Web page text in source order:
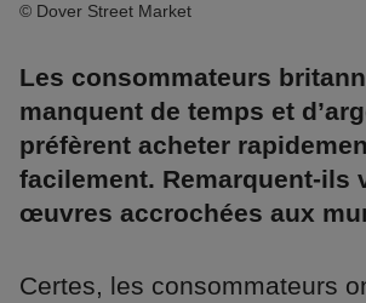
© Dover Street Market
Les consommateurs
manquent de temps et
préfèrent acheter
facilement. Remarquent-ils
œuvres accrochées aux
Certes, les consommateurs